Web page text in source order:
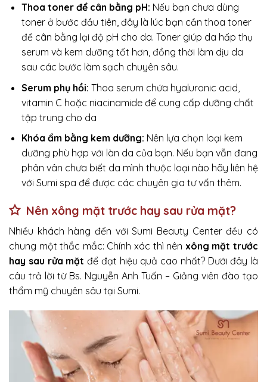
Thoa toner để cân bằng pH: Nếu bạn chưa dùng
toner ở bước đầu tiên, đây là lúc bạn cần thoa toner
để cân bằng lại độ pH cho da. Toner giúp da hấp thụ
serum và kem dưỡng tốt hơn, đồng thời làm dịu da
sau các bước làm sạch chuyên sâu.
Serum phụ hồi: Thoa serum chứa hyaluronic acid,
vitamin C hoặc niacinamide để cung cấp dưỡng chất
tập trung cho da
Khóa ẩm bằng kem dưỡng: Nên lựa chọn loại kem
dưỡng phù hợp với làn da của bạn. Nếu bạn vẫn đang
phân vân chưa biết da mình thuộc loại nào hãy liên hệ
với Sumi spa để được các chuyên gia tư vấn thêm.
Nên xông mặt trước hay sau rửa mặt?
Nhiều khách hàng đến với Sumi Beauty Center đều có
chung một thắc mắc: Chính xác thì nên xông mặt trước
hay sau rửa mặt để đạt hiệu quả cao nhất? Dưới đây là
câu trả lời từ Bs. Nguyễn Anh Tuấn – Giảng viên đào tạo
thẩm mỹ chuyên sâu tại Sumi.